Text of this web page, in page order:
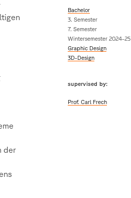
der
Bachelor
3. Semester
7. Semester
Wintersemester 2024-25
Graphic Design
3D-Design
supervised by:
Prof. Carl Frech